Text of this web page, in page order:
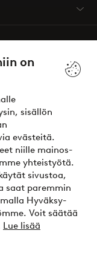
on
sisällön
evästeitä.
niille mainos-
yhteistyötä.
sivustoa,
saat paremmin
Hyväksy-
Voit säätää
Lue lisää
tai erissä
?